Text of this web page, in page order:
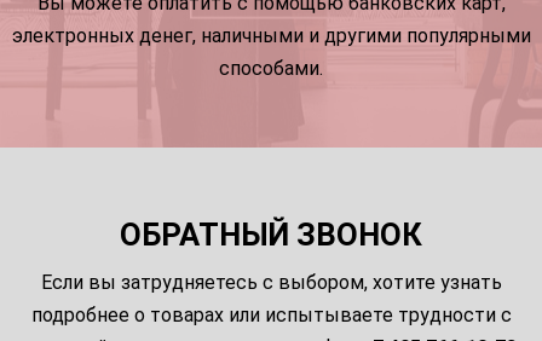
электронных денег, наличными и другими популярными
способами.
ОБРАТНЫЙ ЗВОНОК
Если вы затрудняетесь с выбором, хотите узнать
подробнее о товарах или испытываете трудности с